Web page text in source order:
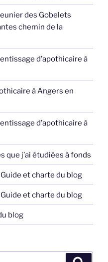
des Gobelets
chemin de la
d’apothicaire à
à Angers en
d’apothicaire à
que j’ai étudiées à fonds
Guide et charte du blog
Guide et charte du blog
blog